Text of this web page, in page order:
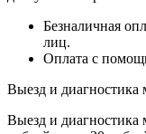
Безналичная
лиц.
Оплата с
Выезд и диагностика
Выезд и диагностика